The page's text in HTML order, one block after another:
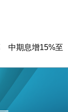
中期息增15%至
4.5% 看好貿易
證金」 43歲女子